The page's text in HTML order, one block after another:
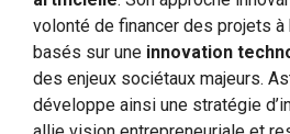
volonté de financer des projets à
basés sur une innovation
des enjeux sociétaux majeurs.
développe ainsi une stratégie